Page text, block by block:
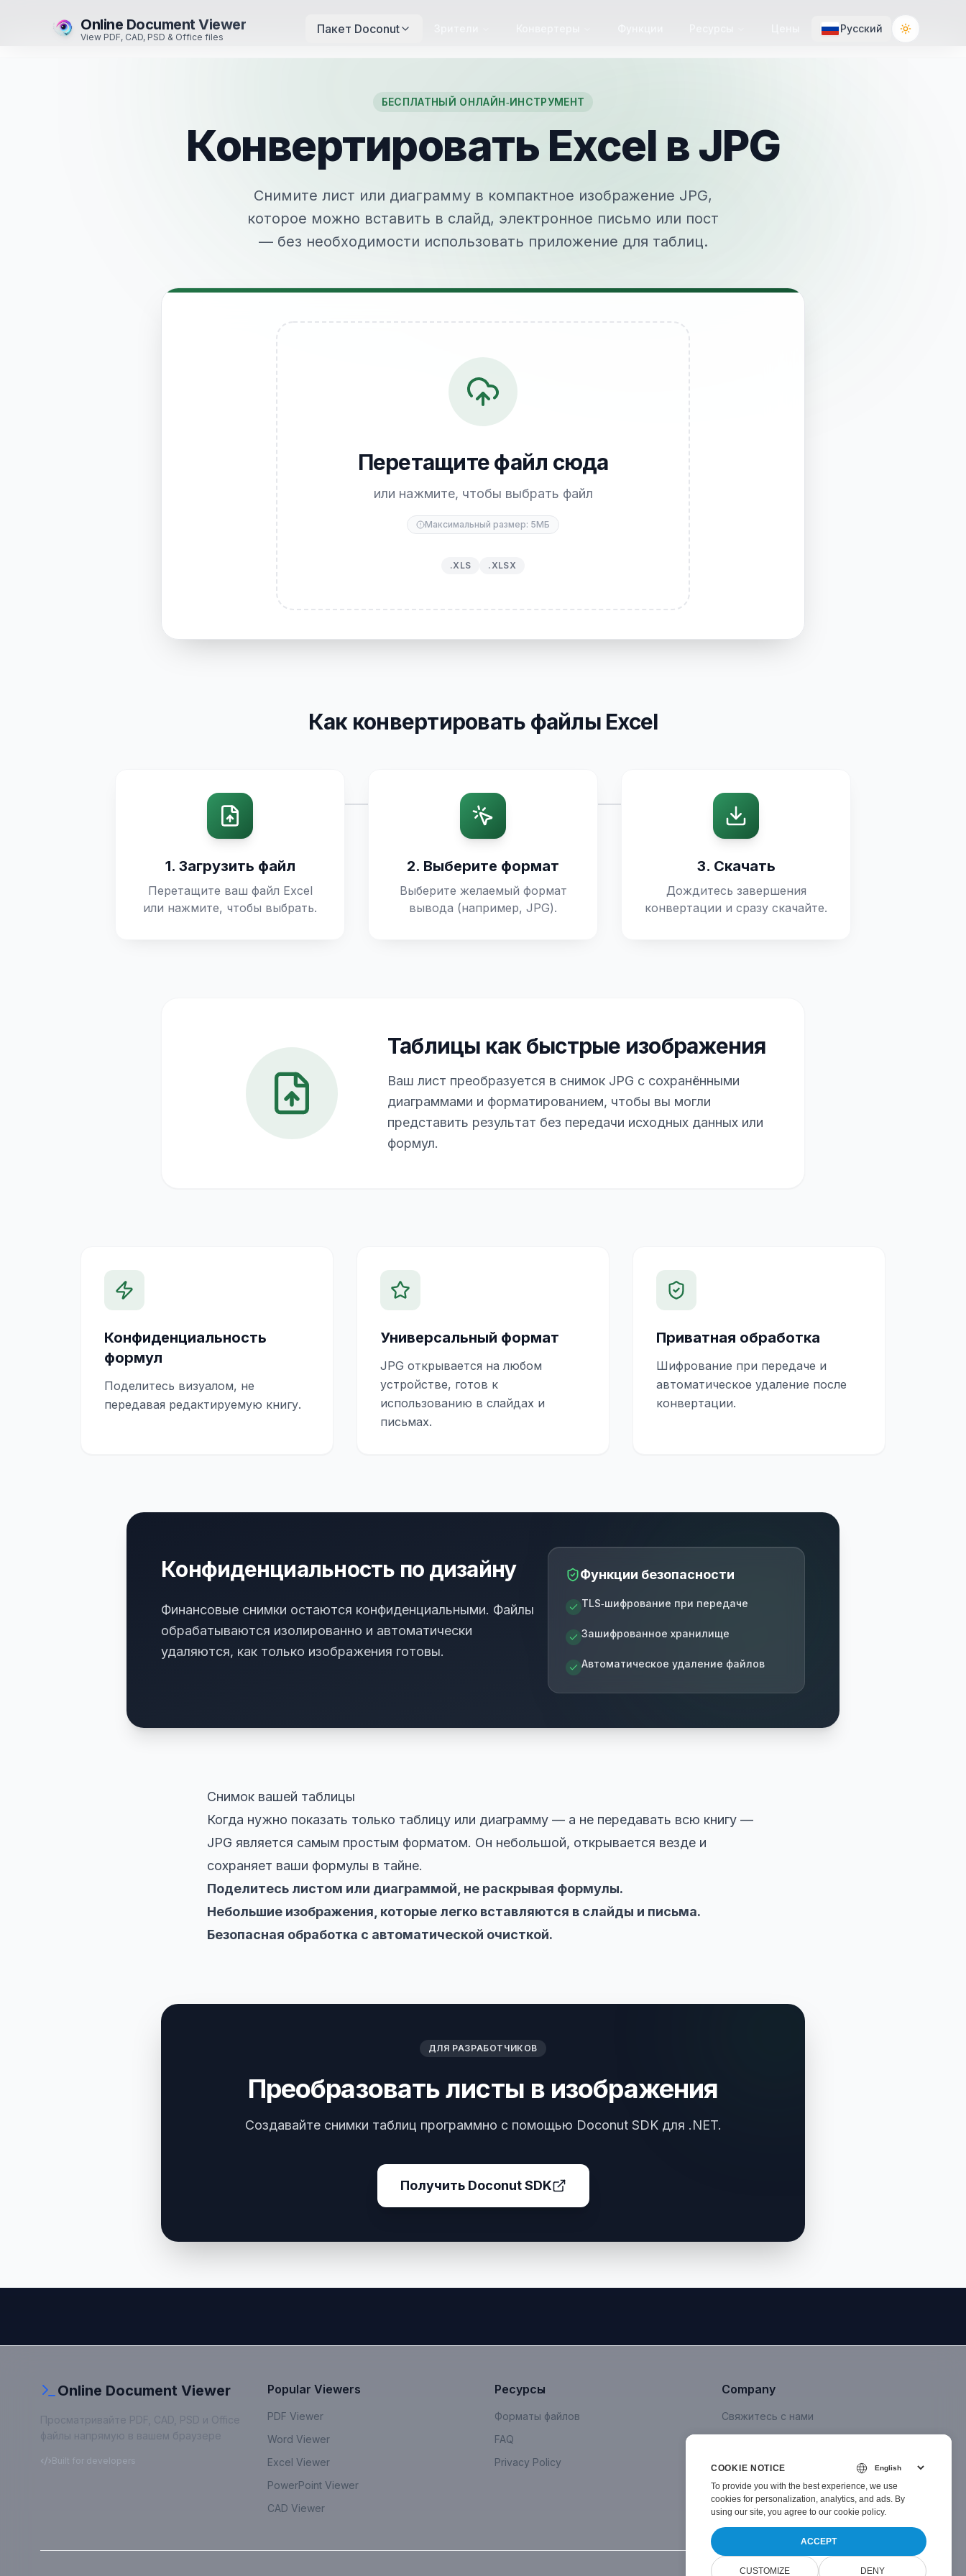
Online Document Viewer
View PDF, CAD, PSD & Office files
Пакет Doconut Русский Toggle
БЕСПЛАТНЫЙ ОНЛАЙН‑ИНСТРУМЕНТ
Конвертировать Excel в JPG
Снимите лист или диаграмму в компактное изображение JPG,
которое можно вставить в слайд, электронное письмо или пост
— без необходимости использовать приложение для таблиц.
Перетащите файл сюда
или нажмите, чтобы выбрать файл
Максимальный размер: 5МБ
.XLS .XLSX
Как конвертировать файлы Excel
1. Загрузить файл
Перетащите ваш файл Excel
или нажмите, чтобы выбрать.
2. Выберите формат
Выберите желаемый формат
вывода (например, JPG).
3. Скачать
Дождитесь завершения
конвертации и сразу скачайте.
Таблицы как быстрые изображения
Ваш лист преобразуется в снимок JPG с сохранёнными
диаграммами и форматированием, чтобы вы могли
представить результат без передачи исходных данных или
формул.
Конфиденциальность
формул
Поделитесь визуалом, не
передавая редактируемую книгу.
Универсальный формат
JPG открывается на любом
устройстве, готов к
использованию в слайдах и
письмах.
Приватная обработка
Шифрование при передаче и
автоматическое удаление после
конвертации.
Конфиденциальность по дизайну
Финансовые снимки остаются конфиденциальными. Файлы
обрабатываются изолированно и автоматически
удаляются, как только изображения готовы.
Функции безопасности
TLS‑шифрование при передаче
Зашифрованное хранилище
Автоматическое удаление файлов
Снимок вашей таблицы
Когда нужно показать только таблицу или диаграмму — а не передавать всю книгу —
JPG является самым простым форматом. Он небольшой, открывается везде и
сохраняет ваши формулы в тайне.
Поделитесь листом или диаграммой, не раскрывая формулы.
Небольшие изображения, которые легко вставляются в слайды и письма.
Безопасная обработка с автоматической очисткой.
ДЛЯ РАЗРАБОТЧИКОВ
Преобразовать листы в изображения
Создавайте снимки таблиц программно с помощью Doconut SDK для .NET.
Получить Doconut SDK
Online Document Viewer
Просматривайте PDF, CAD, PSD и Office
файлы напрямую в вашем браузере
Built for developers
Popular Viewers
PDF Viewer
Word Viewer
Excel Viewer
PowerPoint Viewer
CAD Viewer
Ресурсы
Форматы файлов
FAQ
Privacy Policy
Company
Свяжитесь с нами
COOKIE NOTICE
To provide you with the best experience, we use
cookies for personalization, analytics, and ads. By
using our site, you agree to our cookie policy.
ACCEPT
CUSTOMIZE DENY